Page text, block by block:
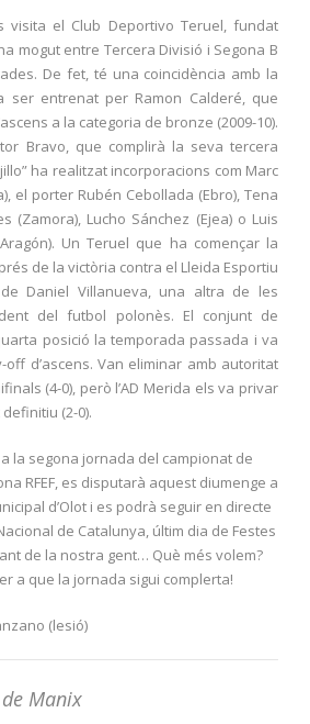
visita el Club Deportivo Teruel, fundat
mogut entre Tercera Divisió i Segona B
De fet, té una coincidència amb la
ser entrenat per Ramon Calderé, que
a la categoria de bronze (2009-10).
Bravo, que complirà la seva tercera
ha realitzat incorporacions com Marc
el porter Rubén Cebollada (Ebro), Tena
(Zamora), Lucho Sánchez (Ejea) o Luis
Un Teruel que ha començar la
de la victòria contra el Lleida Esportiu
Daniel Villanueva, una altra de les
del futbol polonès. El conjunt de
posició la temporada passada i va
d’ascens. Van eliminar amb autoritat
(4-0), però l’AD Merida els va privar
(2-0).
la segona jornada del campionat de
RFEF, es disputarà aquest diumenge a
d’Olot i es podrà seguir en directe
de Catalunya, últim dia de Festes
de la nostra gent… Què més volem?
a que la jornada sigui complerta!
(lesió)
Manix